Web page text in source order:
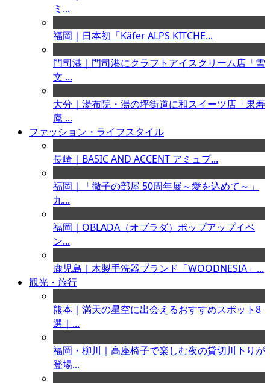
ミ...
福岡｜日本初「Käfer ALPS KITCHE...
門司港｜門司港にクラフトアイスクリーム店「雪
文 ...
大分｜湯布院・湯の坪街道に和スイーツ店「果寿
庵 ...
ファッション・ライフスタイル
長崎｜BASIC AND ACCENT アミュプ...
福岡｜「徹子の部屋 50周年展～愛を込めて～」
九...
福岡｜OBLADA（オブラダ）ポップアップイベ
ン...
鹿児島｜木製手洗器ブランド「WOODNESIA」...
観光・旅行
熊本｜満天の星空に出会えるおすすめスポット8
選｜...
福岡・柳川｜高座椅子で楽しむ夜の貸切川下りが
登場...